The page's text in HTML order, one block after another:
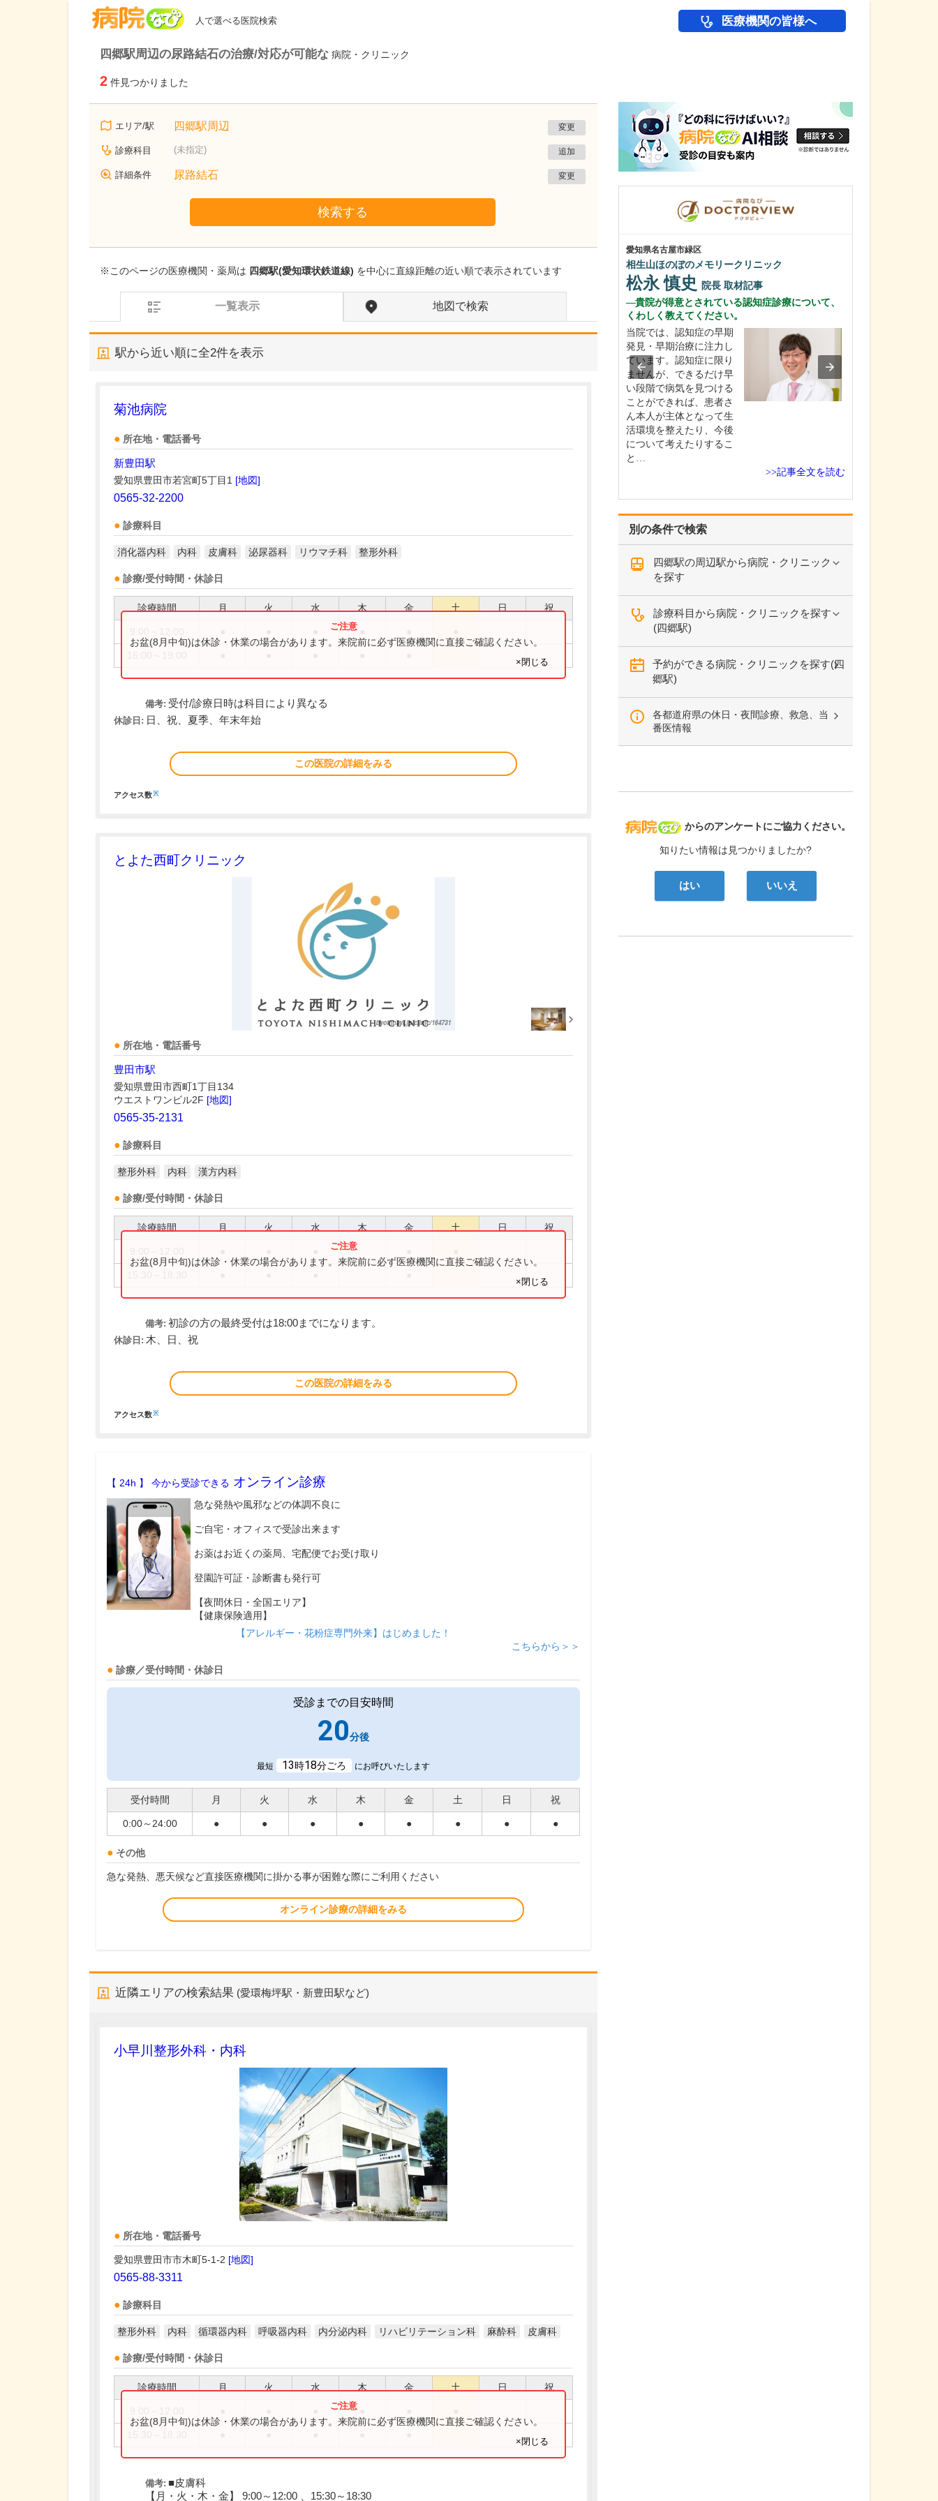
人で選べる医院検索 医療機関の皆様へ
四郷駅周辺の尿路結石の治療/対応が可能な 病院・クリニック
2 件見つかりました
エリア/駅 四郷駅周辺 変更
診療科目 (未指定) 追加
詳細条件 尿路結石 変更
検索する
※このページの医療機関・薬局は 四郷駅(愛知環状鉄道線) を中心に直線距離の近い順で表示されています
一覧表示 地図で検索
駅から近い順に全2件を表示
菊池病院
所在地・電話番号
新豊田駅
愛知県豊田市若宮町5丁目1 [地図]
0565-32-2200
診療科目
消化器内科 内科 皮膚科 泌尿器科 リウマチ科 整形外科
診療/受付時間・休診日
診療時間 月 火 水 木 金 土 日 祝
お盆(8月中旬)は休診・休業の場合があります。来院前に必ず医療機関に直接ご確認ください。
×閉じる
備考: 受付/診療日時は科目により異なる
休診日: 日、祝、夏季、年末年始
この医院の詳細をみる
アクセス数※
とよた西町クリニック
所在地・電話番号
豊田市駅
愛知県豊田市西町1丁目134
ウエストワンビル2F [地図]
0565-35-2131
診療科目
整形外科 内科 漢方内科
診療/受付時間・休診日
診療時間 月 火 水 木 金 土 日 祝
お盆(8月中旬)は休診・休業の場合があります。来院前に必ず医療機関に直接ご確認ください。
×閉じる
備考: 初診の方の最終受付は18:00までになります。
休診日: 木、日、祝
この医院の詳細をみる
アクセス数※
【 24h 】 今から受診できる オンライン診療
急な発熱や風邪などの体調不良に
ご自宅・オフィスで受診出来ます
お薬はお近くの薬局、宅配便でお受け取り
登園許可証・診断書も発行可
【夜間休日・全国エリア】
【健康保険適用】
【アレルギー・花粉症専門外来】はじめました！
こちらから＞＞
診療／受付時間・休診日
受診までの目安時間
20分後
最短 13時18分ごろ にお呼びいたします
受付時間 月 火 水 木 金 土 日 祝
0:00～24:00 ● ● ● ● ● ● ● ●
その他
急な発熱、悪天候など直接医療機関に掛かる事が困難な際にご利用ください
オンライン診療の詳細をみる
近隣エリアの検索結果 (愛環梅坪駅・新豊田駅など)
小早川整形外科・内科
所在地・電話番号
愛知県豊田市市木町5-1-2 [地図]
0565-88-3311
診療科目
整形外科 内科 循環器内科 呼吸器内科 内分泌内科 リハビリテーション科 麻酔科 皮膚科
診療/受付時間・休診日
診療時間 月 火 水 木 金 土 日 祝
お盆(8月中旬)は休診・休業の場合があります。来院前に必ず医療機関に直接ご確認ください。
×閉じる
備考: ■皮膚科
【月・火・木・金】 9:00～12:00 、15:30～18:30
別の条件で検索
四郷駅の周辺駅から病院・クリニック
を探す
診療科目から病院・クリニックを探す
(四郷駅)
予約ができる病院・クリニックを探す(四
郷駅)
各都道府県の休日・夜間診療、救急、当
番医情報
病院なび
からのアンケートにご協力ください。
知りたい情報は見つかりましたか?
はい いいえ
愛知県名古屋市緑区
相生山ほのぼのメモリークリニック
松永 慎史 院長 取材記事
貴院が得意とされている認知症診療について、
くわしく教えてください。
当院では、認知症の早期
発見・早期治療に注力し
ています。認知症に限り
ませんが、できるだけ早
い段階で病気を見つける
ことができれば、患者さ
ん本人が主体となって生
活環境を整えたり、今後
について考えたりするこ
と…
>>記事全文を読む
新潟県上越市
菅谷ウイメンズクリニック
貴院の特長を教えてください。
当院では、不妊検査やタ
イミング指導、人工授精